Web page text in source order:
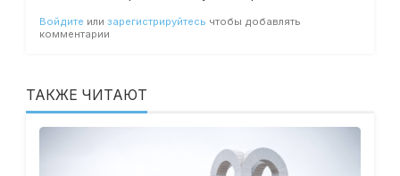
Войдите или зарегистрируйтесь чтобы добавлять
комментарии
ТАКЖЕ ЧИТАЮТ